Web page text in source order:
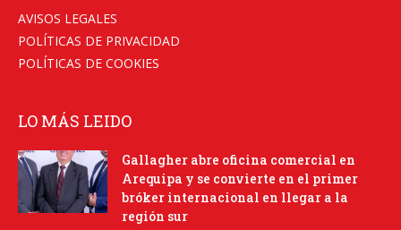
AVISOS LEGALES
POLÍTICAS DE PRIVACIDAD
POLÍTICAS DE COOKIES
LO MÁS LEIDO
Gallagher abre oficina comercial en
Arequipa y se convierte en el primer
bróker internacional en llegar a la
región sur